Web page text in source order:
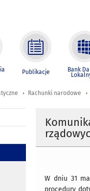
Publikacje Bank
Rachunki narodowe
W dniu 31
procedury